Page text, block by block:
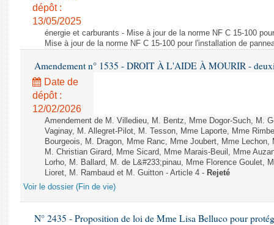
dépôt :
13/05/2025
énergie et carburants - Mise à jour de la norme NF C 15-100
Mise à jour de la norme NF C 15-100 pour l'installation de
Amendement n° 1535 - DROIT À L'AIDE À MOURIR -
Date de
dépôt :
12/02/2026
Amendement de M. Villedieu, M. Bentz, Mme Dogor-Such, M.
Vaginay, M. Allegret-Pilot, M. Tesson, Mme Laporte, Mme
Bourgeois, M. Dragon, Mme Ranc, Mme Joubert, Mme
M. Christian Girard, Mme Sicard, Mme Marais-Beuil, Mme
Lorho, M. Ballard, M. de L&#233;pinau, Mme Florence Goulet,
Lioret, M. Rambaud et M. Guitton - Article 4 - Rejeté
Voir le dossier (Fin de vie)
N° 2435 - Proposition de loi de Mme Lisa Belluco pour